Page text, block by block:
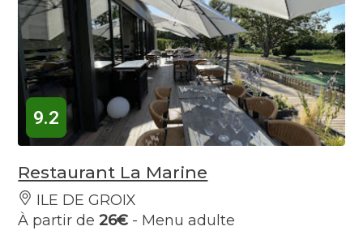
9.2
Restaurant La Marine
ILE DE GROIX
À partir de26€ - Menu adulte